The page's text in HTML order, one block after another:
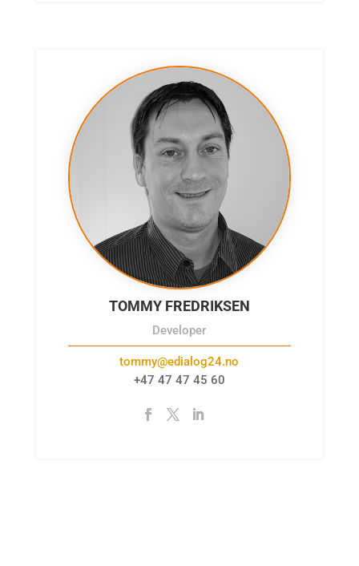
TOMMY FREDRIKSEN
Developer
tommy@edialog24.no
+47 47 47 45 60